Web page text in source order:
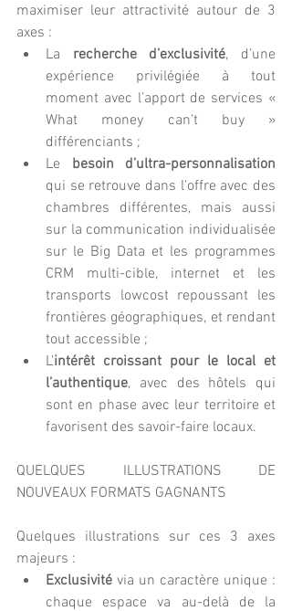
maximiser leur attractivité autour de 3
axes :
La recherche d’exclusivité, d’une
expérience privilégiée à tout
moment avec l’apport de services «
What money can’t buy »
différenciants ;
Le besoin d’ultra-personnalisation
qui se retrouve dans l’offre avec des
chambres différentes, mais aussi
sur la communication individualisée
sur le Big Data et les programmes
CRM multi-cible, internet et les
transports lowcost repoussant les
frontières géographiques, et rendant
tout accessible ;
L’intérêt croissant pour le local et
l’authentique, avec des hôtels qui
sont en phase avec leur territoire et
favorisent des savoir-faire locaux.
QUELQUES ILLUSTRATIONS DE
NOUVEAUX FORMATS GAGNANTS
Quelques illustrations sur ces 3 axes
majeurs :
Exclusivité via un caractère unique :
chaque espace va au-delà de la